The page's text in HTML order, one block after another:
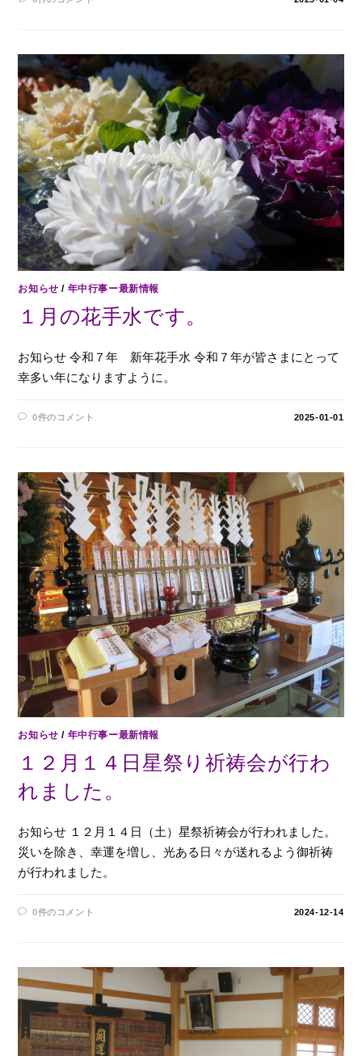
お知らせ / 年中行事ー最新情報
１月の花手水です。
お知らせ 令和７年 新年花手水 令和７年が皆さまにとって
幸多い年になりますように。
0件のコメント 2025-01-01
お知らせ / 年中行事ー最新情報
１２月１４日星祭り祈祷会が行わ
れました。
お知らせ １２月１４日（土）星祭祈祷会が行われました。
災いを除き、幸運を増し、光ある日々が送れるよう御祈祷
が行われました。
0件のコメント 2024-12-14